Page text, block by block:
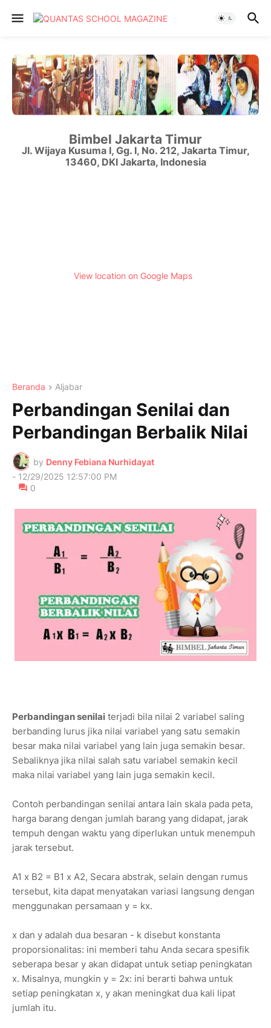
Bimbel Jakarta Timur
Jl. Wijaya Kusuma I, Gg. I, No. 212, Jakarta Timur,
13460, DKI Jakarta, Indonesia
View location on Google Maps
Beranda Aljabar
Perbandingan Senilai dan
Perbandingan Berbalik Nilai
by Denny Febiana Nurhidayat
- 12/29/2025 12:57:00 PM
0
Perbandingan senilai terjadi bila nilai 2 variabel saling
berbanding lurus jika nilai variabel yang satu semakin
besar maka nilai variabel yang lain juga semakin besar.
Sebaliknya jika nilai salah satu variabel semakin kecil
maka nilai variabel yang lain juga semakin kecil.
Contoh perbandingan senilai antara lain skala pada peta,
harga barang dengan jumlah barang yang didapat, jarak
tempuh dengan waktu yang diperlukan untuk menempuh
jarak tersebut.
A1 x B2 = B1 x A2, Secara abstrak, selain dengan rumus
tersebut, kita dapat menyatakan variasi langsung dengan
menggunakan persamaan y = kx.
x dan y adalah dua besaran - k disebut konstanta
proporsionalitas: ini memberi tahu Anda secara spesifik
seberapa besar y akan didapat untuk setiap peningkatan
x. Misalnya, mungkin y = 2x: ini berarti bahwa untuk
setiap peningkatan x, y akan meningkat dua kali lipat
jumlah itu.